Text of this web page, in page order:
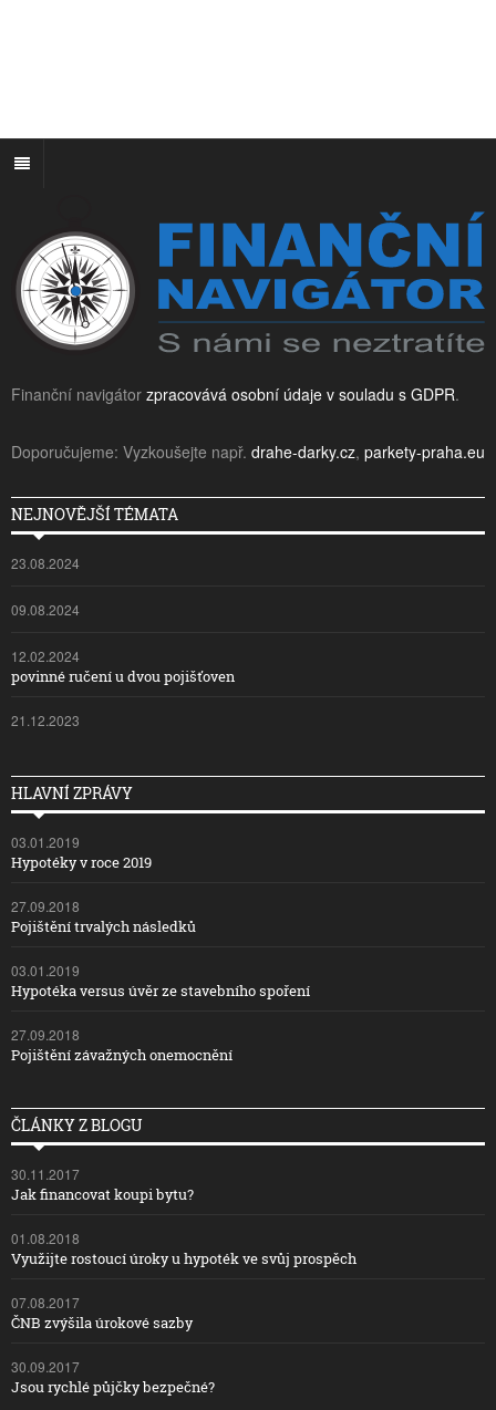
Finanční navigátor zpracovává osobní údaje v souladu s GDPR.
Doporučujeme: Vyzkoušejte např. drahe-darky.cz, parkety-praha.eu
NEJNOVĚJŠÍ TÉMATA
23.08.2024
09.08.2024
12.02.2024
povinné ručení u dvou pojišťoven
21.12.2023
HLAVNÍ ZPRÁVY
03.01.2019
Hypotéky v roce 2019
27.09.2018
Pojištění trvalých následků
03.01.2019
Hypotéka versus úvěr ze stavebního spoření
27.09.2018
Pojištění závažných onemocnění
ČLÁNKY Z BLOGU
30.11.2017
Jak financovat koupi bytu?
01.08.2018
Využijte rostoucí úroky u hypoték ve svůj prospěch
07.08.2017
ČNB zvýšila úrokové sazby
30.09.2017
Jsou rychlé půjčky bezpečné?